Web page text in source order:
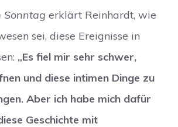
Sonntag erklärt Reinhardt, wie
sei, diese Ereignisse in
„Es fiel mir sehr schwer,
und diese intimen Dinge zu
Aber ich habe mich dafür
Geschichte mit